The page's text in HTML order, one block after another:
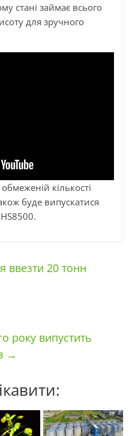
стані займає всього
для зручного
кількості
буде випускатися
ввезти 20 тонн
року випустить
→